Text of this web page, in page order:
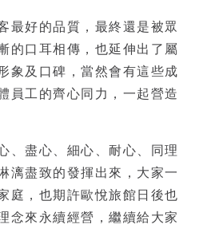
最好的品質，最終還是被眾
的口耳相傳，也延伸出了屬
象及口碑，當然會有這些成
員工的齊心同力，一起營造
、盡心、細心、耐心、同理
漓盡致的發揮出來，大家一
庭，也期許歐悅旅館日後也
念來永續經營，繼續給大家